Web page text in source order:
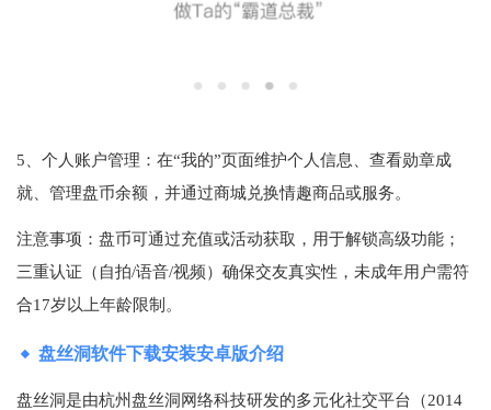
5、个人账户管理‌：在“我的”页面维护个人信息、查看勋章成
就、管理盘币余额，并通过商城兑换情趣商品或服务。
注意事项：盘币可通过充值或活动获取，用于解锁高级功能；
三重认证（自拍/语音/视频）确保交友真实性，未成年用户需符
合17岁以上年龄限制。
盘丝洞软件下载安装安卓版介绍
盘丝洞是由杭州盘丝洞网络科技研发的多元化社交平台（2014